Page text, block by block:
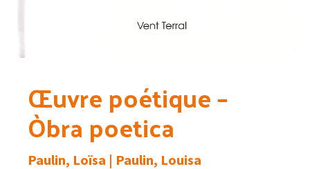
Œuvre poétique –
Òbra poetica
Paulin, Loïsa | Paulin, Louisa